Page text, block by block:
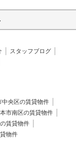
スタッフブログ
中央区の賃貸物件
市南区の賃貸物件
賃貸物件
物件